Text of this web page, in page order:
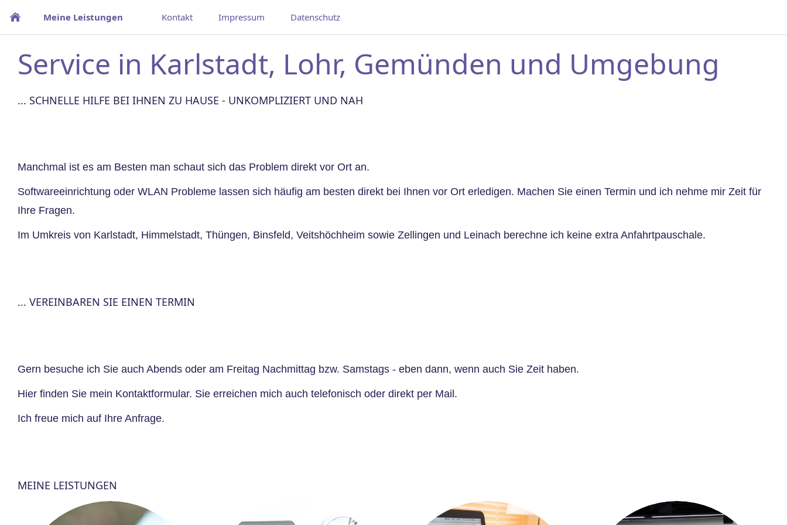
Meine Leistungen Kontakt Impressum Datenschutz
Service in Karlstadt, Lohr, Gemünden und Umgebung
... SCHNELLE HILFE BEI IHNEN ZU HAUSE - UNKOMPLIZIERT UND NAH
Manchmal ist es am Besten man schaut sich das Problem direkt vor Ort an.
Softwareeinrichtung oder WLAN Probleme lassen sich häufig am besten direkt bei Ihnen vor Ort erledigen. Machen Sie einen Termin und ich nehme mir Zeit für
Ihre Fragen.
Im Umkreis von Karlstadt, Himmelstadt, Thüngen, Binsfeld, Veitshöchheim sowie Zellingen und Leinach berechne ich keine extra Anfahrtpauschale.
... VEREINBAREN SIE EINEN TERMIN
Gern besuche ich Sie auch Abends oder am Freitag Nachmittag bzw. Samstags - eben dann, wenn auch Sie Zeit haben.
Hier finden Sie mein Kontaktformular. Sie erreichen mich auch telefonisch oder direkt per Mail.
Ich freue mich auf Ihre Anfrage.
MEINE LEISTUNGEN